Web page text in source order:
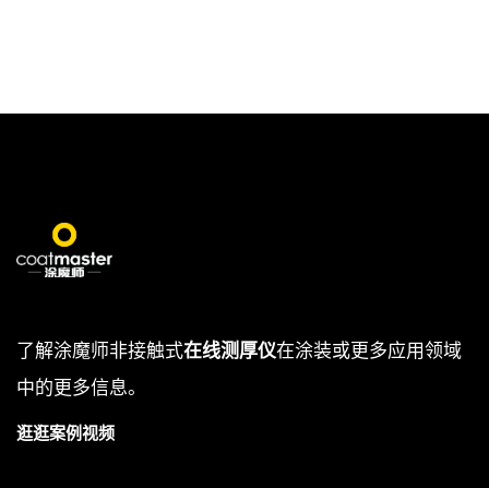
了解涂魔师非接触式在线测厚仪在涂装或更多应用领域
中的更多信息。
逛逛案例视频